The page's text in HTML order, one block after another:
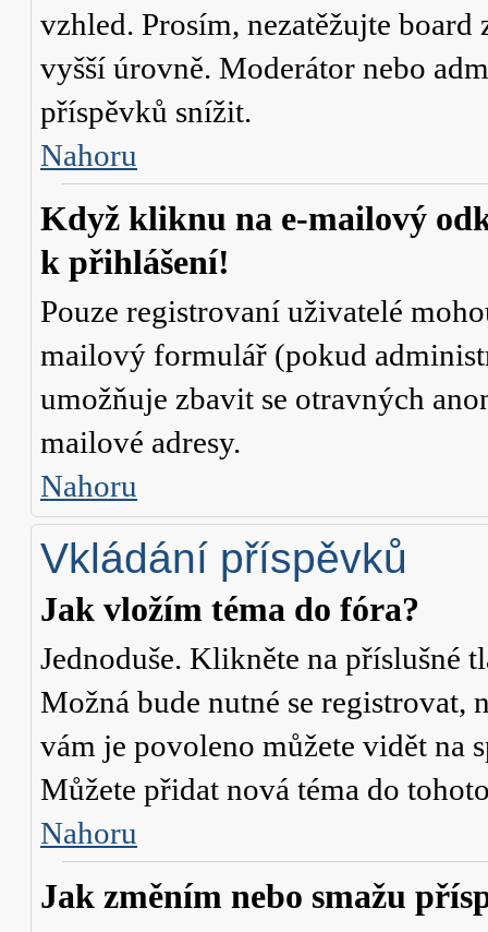
vzhled. Prosím, nezatěžujte
vyšší úrovně. Moderátor nebo
příspěvků snížit.
Nahoru
Když kliknu na e-mailový
k přihlášení!
Pouze registrovaní uživatelé
mailový formulář (pokud
umožňuje zbavit se otravných
mailové adresy.
Nahoru
Vkládání příspěvků
Jak vložím téma do fóra?
Jednoduše. Klikněte na příslušné
Možná bude nutné se registrovat,
vám je povoleno můžete vidět na
Můžete přidat nová téma do
Nahoru
Jak změním nebo smažu